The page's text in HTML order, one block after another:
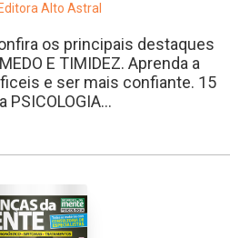
Editora Alto Astral
os principais destaques
E TIMIDEZ. Aprenda a
e ser mais confiante. 15
PSICOLOGIA...